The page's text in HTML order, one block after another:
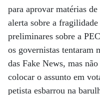
para aprovar matérias
alerta sobre a fragilidade
preliminares sobre a
os governistas tentaram
das Fake News, mas
colocar o assunto em
petista esbarrou na